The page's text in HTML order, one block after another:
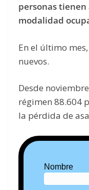
personas
modalidad
En el último
nuevos.
Desde
régimen 88.604
la pérdida de
Nombre